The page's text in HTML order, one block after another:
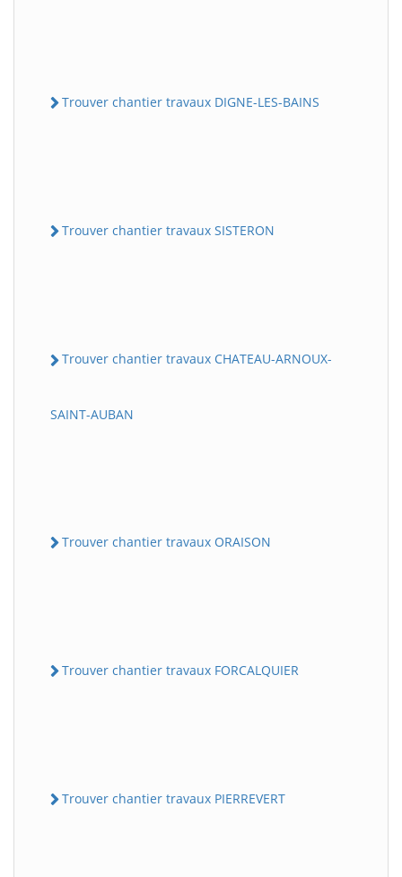
Trouver chantier travaux DIGNE-LES-BAINS
Trouver chantier travaux SISTERON
Trouver chantier travaux CHATEAU-ARNOUX-
SAINT-AUBAN
Trouver chantier travaux ORAISON
Trouver chantier travaux FORCALQUIER
Trouver chantier travaux PIERREVERT